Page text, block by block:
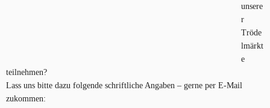
unsere
r
Tröde
lmärkt
e
teilnehmen?
Lass uns bitte dazu folgende schriftliche Angaben – gerne per E-Mail
zukommen: